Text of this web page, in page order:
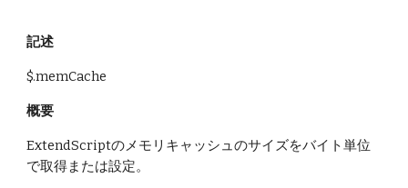
記述
$.memCache
概要
ExtendScriptのメモリキャッシュのサイズをバイト単位
で取得または設定。